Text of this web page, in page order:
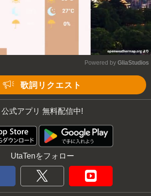
Powered by GliaStudios
歌詞リクエスト
公式アプリ 無料配信中!
UtaTenをフォロー